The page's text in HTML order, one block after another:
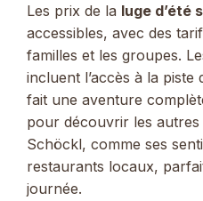
Les prix de la luge d’été
accessibles, avec des
familles et les groupes.
incluent l’accès à la piste
fait une aventure
pour découvrir les
Schöckl, comme ses
restaurants locaux,
journée.